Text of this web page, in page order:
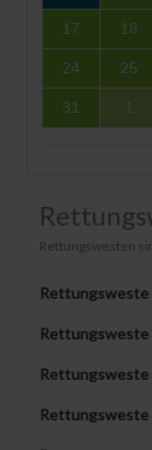
17 18
24 25
31 1
Rettungswesten
Rettungsweste
Rettungsweste
Rettungsweste
Rettungsweste